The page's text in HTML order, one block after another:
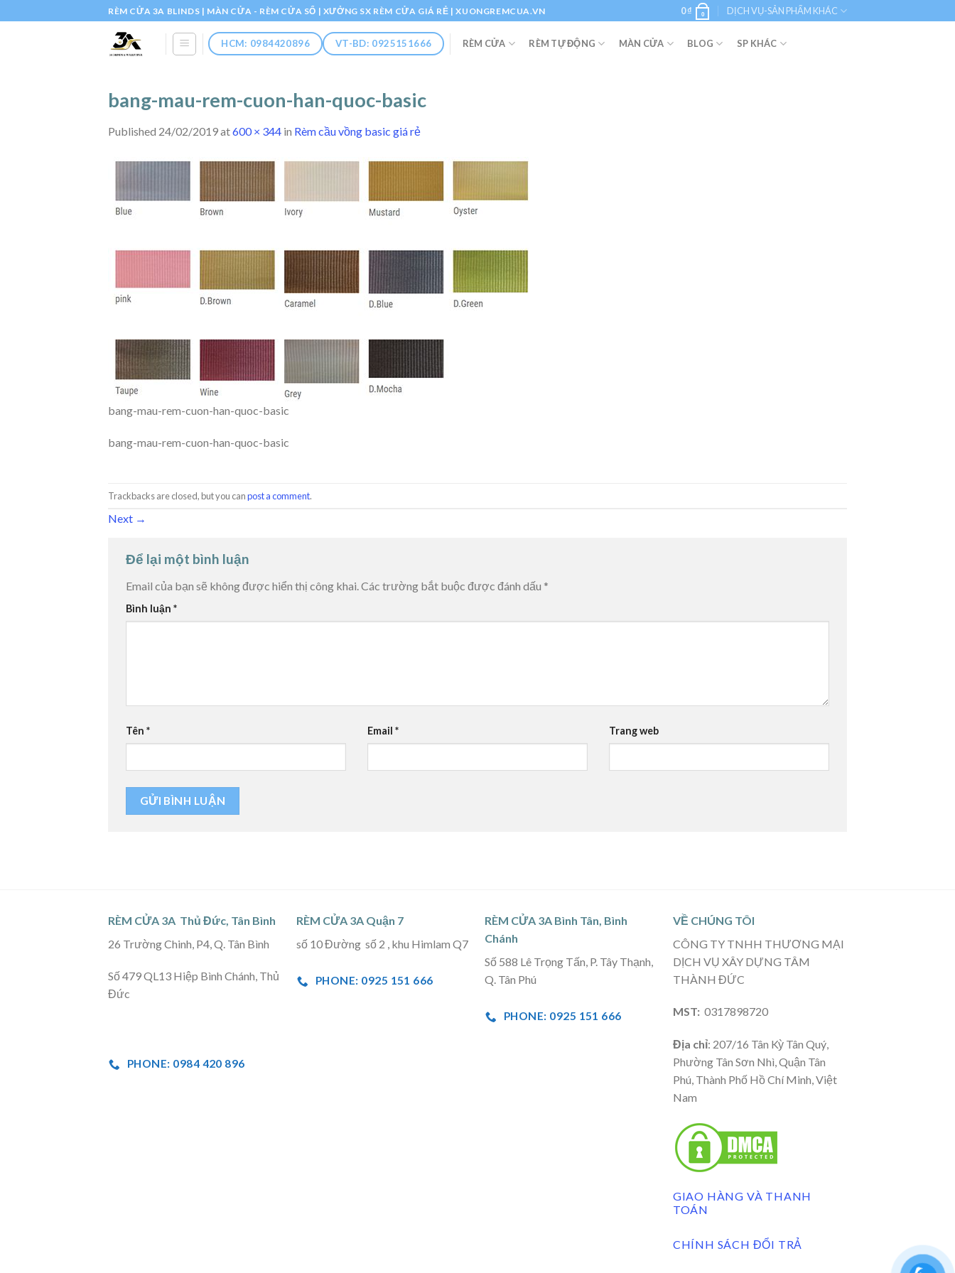
to
RÈM CỬA 3A BLINDS | MÀN CỬA - RÈM CỬA SỔ | XƯỞNG SX RÈM CỬA GIÁ RẺ | XUONGREMCUA.VN 0₫ 0 DỊCH VỤ-SẢN PHẨM KHÁC
HCM: 0984420896 VT-BD: 0925151666 RÈM CỬA RÈM TỰ ĐỘNG MÀN CỬA BLOG SP KHÁC
bang-mau-rem-cuon-han-quoc-basic
Published 24/02/2019at600 × 344 in Rèm cầu vồng basic giá rẻ
bang-mau-rem-cuon-han-quoc-basic
bang-mau-rem-cuon-han-quoc-basic
Trackbacks are closed, but you canpost a comment.
Next →
Để lại một bình luận
Email của bạn sẽ không được hiển thị công khai.Các trường bắt buộc được đánh dấu *
Bình luận *
Tên * Email * Trang web
RÈM CỬA 3A Thủ Đức, Tân Bình
26 Trường Chinh, P4, Q. Tân Bình
Số 479 QL13 Hiệp Bình Chánh, Thủ
Đức
PHONE: 0984 420 896
RÈM CỬA 3A Quận 7
số 10 Đường số 2 , khu Himlam Q7
PHONE: 0925 151 666
RÈM CỬA 3A Bình Tân, Bình
Chánh
Số 588 Lê Trọng Tấn, P. Tây Thạnh,
Q. Tân Phú
PHONE: 0925 151 666
VỀ CHÚNG TÔI
CÔNG TY TNHH THƯƠNG MẠI
DỊCH VỤ XÂY DỰNG TÂM
THÀNH ĐỨC
MST: 0317898720
Địa chỉ: 207/16 Tân Kỳ Tân Quý,
Phường Tân Sơn Nhì, Quận Tân
Phú, Thành Phố Hồ Chí Minh, Việt
Nam
GIAO HÀNG VÀ THANH
TOÁN
CHÍNH SÁCH ĐỔI TRẢ